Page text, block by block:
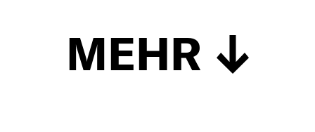
MEHR